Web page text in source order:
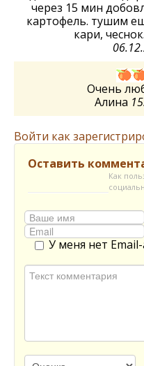
через 15 мин
картофель. тушим
кари,
Очень
Алина
Войти как
Оставить
Как
У меня нет